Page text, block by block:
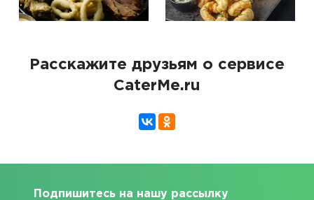
Расскажите друзьям о сервисе
CaterMe.ru
Подпишитесь на нашу рассылку